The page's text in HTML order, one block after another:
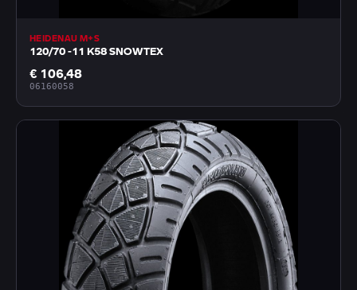
HEIDENAU M+S
120/70 -11 K58 SNOWTEX
€ 106,48
06160058